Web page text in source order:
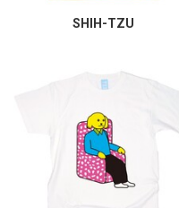
SHIH-TZU